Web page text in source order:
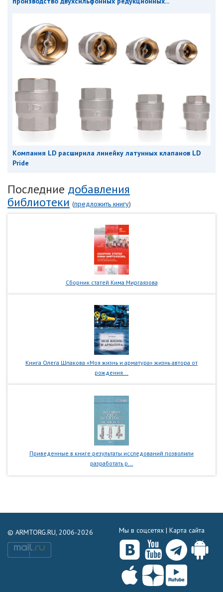
Компания LD расширила линейку латунных клапанов LD
Pride
Последние добавления
библиотеки (предложить книгу)
Сборник статей Кима Миргаязова
Книга Олега Шпакова «Моя жизнь и арматура» жизнь автора от
рождения...
Приведенные в книге результаты исследований позволили
разработать р...
© ARMTORG.RU, 2006-2026 Мы в соцсетях | Карта сайта